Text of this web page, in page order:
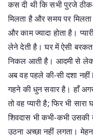
कस दी थी कि सभी पुरजे
मिलता है और समय पर मिलता
और काम ज्यादा होता है।
लेने देती है। घर में ऐसी बरकत
निकल आती है। आदमी से
अब वह पहले की-सी दशा
गहने की धुन सवार है। हाँ
तो वह प्यारी है; फिर भी
शिवदास भी कभी-कभी उसकी
उठना अच्छा नहीं लगता।